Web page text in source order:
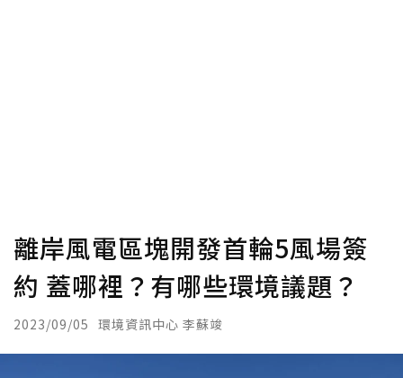
離岸風電區塊開發首輪5風場簽
約 蓋哪裡？有哪些環境議題？
2023/09/05 環境資訊中心 李蘇竣